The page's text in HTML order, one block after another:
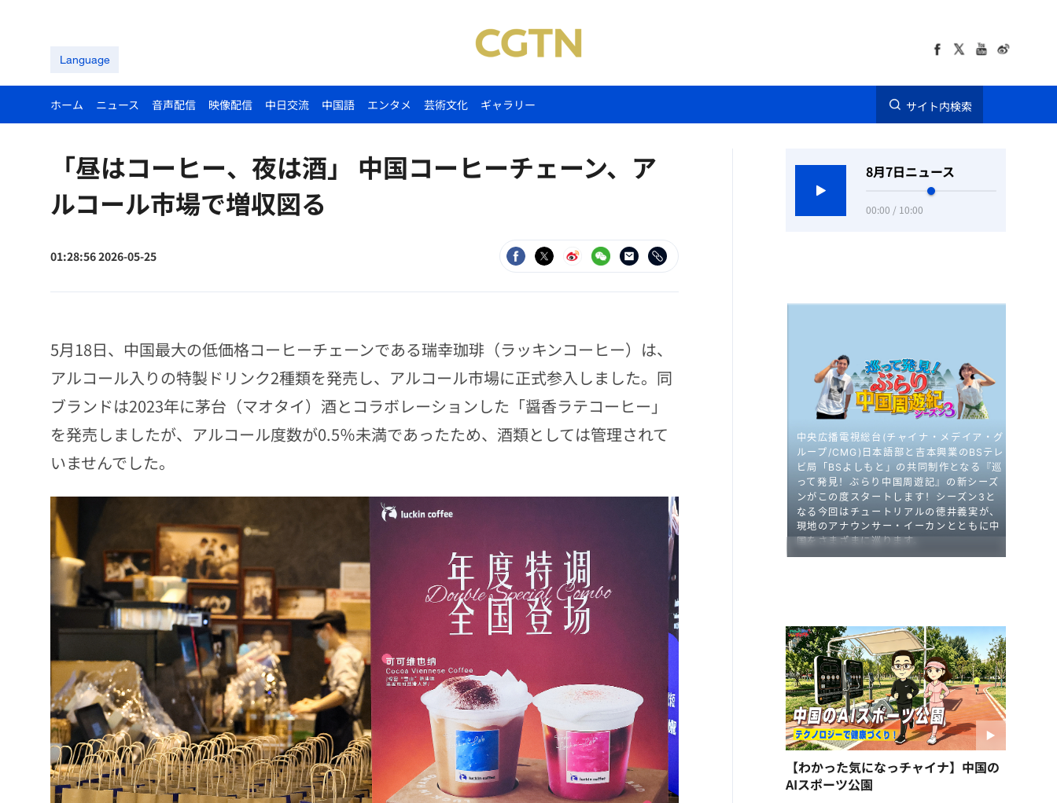
Language
ホーム ニュース 音声配信 映像配信 中日交流 中国語 エンタメ 芸術文化 ギャラリー サイト内検索
「昼はコーヒー、夜は酒」 中国コーヒーチェーン、ア
ルコール市場で増収図る
01:28:56 2026-05-25
5月18日、中国最大の低価格コーヒーチェーンである瑞幸珈琲（ラッキンコーヒー）は、
アルコール入りの特製ドリンク2種類を発売し、アルコール市場に正式参入しました。同
ブランドは2023年に茅台（マオタイ）酒とコラボレーションした「醤香ラテコーヒー」
を発売しましたが、アルコール度数が0.5％未満であったため、酒類としては管理されて
いませんでした。
8月7日ニュース
00:00 / 10:00
【わかった気になっチャイナ】中国の
AIスポーツ公園